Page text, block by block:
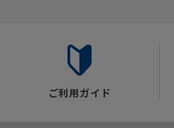
ご利用ガイド